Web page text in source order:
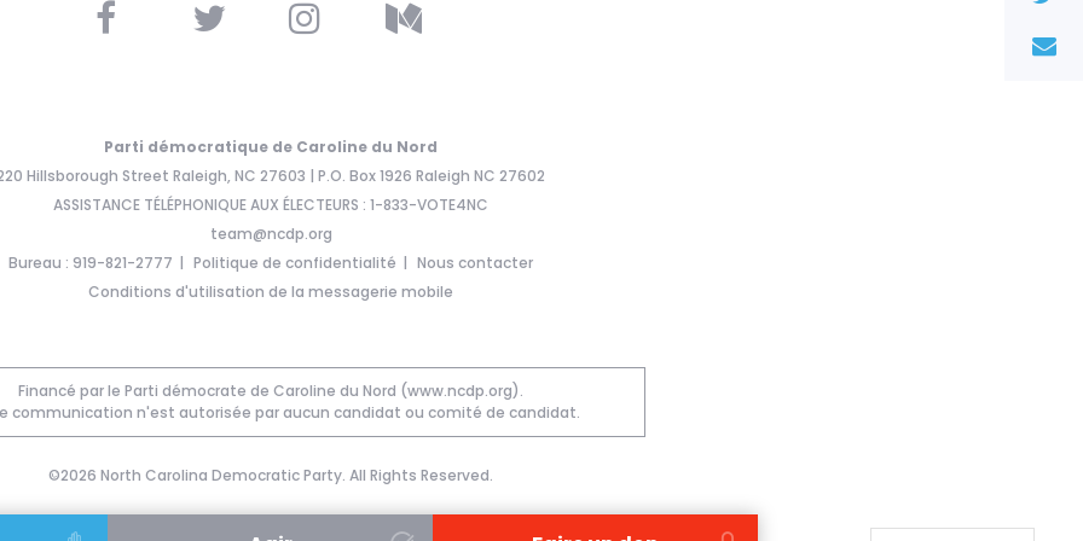
Parti démocratique de Caroline du Nord
Hillsborough Street Raleigh, NC 27603 | P.O. Box 1926 Raleigh NC 27602
ASSISTANCE TÉLÉPHONIQUE AUX ÉLECTEURS : 1-833-VOTE4NC
team@ncdp.org
Bureau : 919-821-2777
Politique de confidentialité
Nous contacter
Conditions d'utilisation de la messagerie mobile
Financé par le Parti démocrate de Caroline du Nord (www.ncdp.org).
communication n'est autorisée par aucun candidat ou comité de candidat.
©2026 North Carolina Democratic Party. All Rights Reserved.